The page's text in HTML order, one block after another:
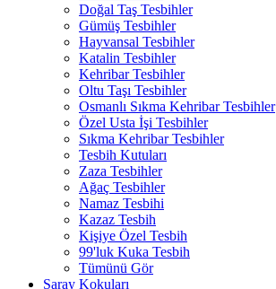
Doğal Taş Tesbihler
Gümüş Tesbihler
Hayvansal Tesbihler
Katalin Tesbihler
Kehribar Tesbihler
Oltu Taşı Tesbihler
Osmanlı Sıkma Kehribar Tesbihler
Özel Usta İşi Tesbihler
Sıkma Kehribar Tesbihler
Tesbih Kutuları
Zaza Tesbihler
Ağaç Tesbihler
Namaz Tesbihi
Kazaz Tesbih
Kişiye Özel Tesbih
99'luk Kuka Tesbih
Tümünü Gör
Saray Kokuları